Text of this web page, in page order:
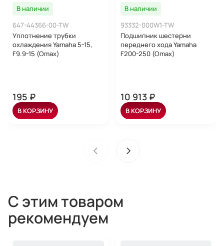
В наличии
647-44366-00-TW
Уплотнение трубки
охлаждения Yamaha 5-15,
F9.9-15 (Omax)
195 ₽
В КОРЗИНУ
В наличии
93332-000W1-TW
Подшипник шестерни
переднего хода Yamaha
F200-250 (Omax)
10 913 ₽
В КОРЗИНУ
С этим товаром
рекомендуем